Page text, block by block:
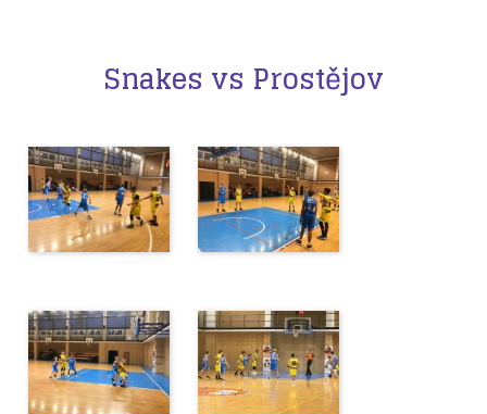
Snakes vs Prostějov